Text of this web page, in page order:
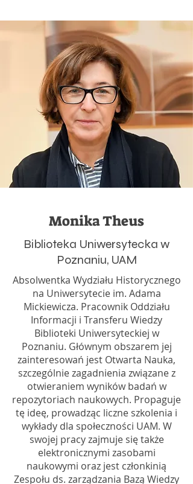
Monika Theus
Biblioteka Uniwersytecka w
Poznaniu, UAM
Absolwentka Wydziału Historycznego
na Uniwersytecie im. Adama
Mickiewicza. Pracownik Oddziału
Informacji i Transferu Wiedzy
Biblioteki Uniwersyteckiej w
Poznaniu. Głównym obszarem jej
zainteresowań jest Otwarta Nauka,
szczególnie zagadnienia związane z
otwieraniem wyników badań w
repozytoriach naukowych. Propaguje
tę ideę, prowadząc liczne szkolenia i
wykłady dla społeczności UAM. W
swojej pracy zajmuje się także
elektronicznymi zasobami
naukowymi oraz jest członkinią
Zespołu ds. zarządzania Bazą Wiedzy